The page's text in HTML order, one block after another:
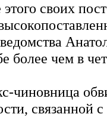
своих
более чем в
чиновница
связанной